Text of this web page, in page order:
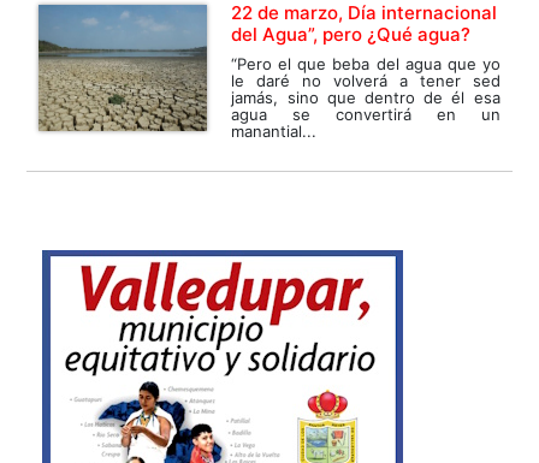
22 de marzo, Día internacional
del Agua”, pero ¿Qué agua?
“Pero el que beba del agua que yo
le daré no volverá a tener sed
jamás, sino que dentro de él esa
agua se convertirá en un
manantial...